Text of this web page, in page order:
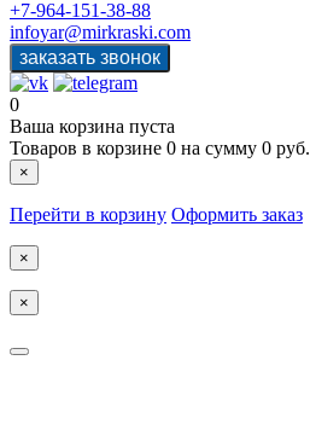
+7-964-151-38-88
infoyar@mirkraski.com
0
Ваша корзина пуста
Товаров в корзине 0 на сумму 0 руб.
×
Перейти в корзину Оформить заказ
×
×